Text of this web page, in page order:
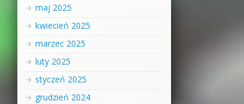
maj 2025
kwiecień 2025
marzec 2025
luty 2025
styczeń 2025
grudzień 2024